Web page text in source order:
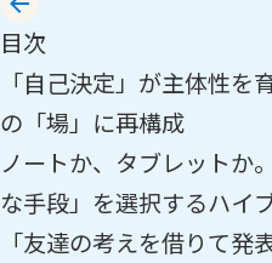
目次
「自己決定」が主体性
の「場」に再構成
ノートか、タブレットか
な手段」を選択するハイ
「友達の考えを借りて